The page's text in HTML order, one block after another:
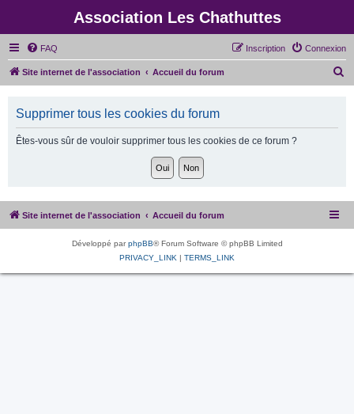
Association Les Chathuttes
FAQ Connexion
Inscription
Site internet de l'association Accueil du forum
h
Supprimer tous les cookies du forum
Êtes-vous sûr de vouloir supprimer tous les cookies de ce forum ?
Site internet de l'association Accueil du forum
Développé parphpBB® Forum Software © phpBB Limited
PRIVACY_LINK | TERMS_LINK